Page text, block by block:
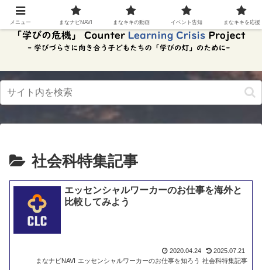
スク
リー
ンリ
ド。
この
ボタ
ンを
と、
のス
クリ
リー
社会科特集記事
エッセンシャルワーカーのお仕事を海外と
比較してみよう
2020.04.24
2025.07.21
まなナビNAVI エッセンシャルワーカーのお仕事を知ろう 社会科特集記事
メニュー まなナビNAVI まなキキの動画 イベント告知 まなキキを応援